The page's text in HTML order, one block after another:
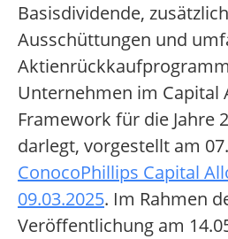
Basisdividende,
Ausschüttungen und
Unternehmen im Capital
Framework für die Jahre
darlegt, vorgestellt am
ConocoPhillips Capital
09.03.2025. Im Rahmen
Veröffentlichung am